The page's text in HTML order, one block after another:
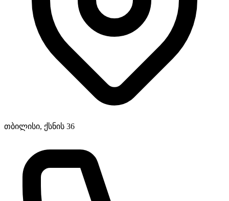
თბილისი, ქსნის 36